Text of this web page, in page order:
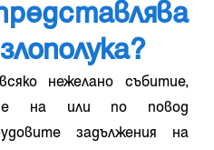
нежелано събитие,
на или по повод
задължения на